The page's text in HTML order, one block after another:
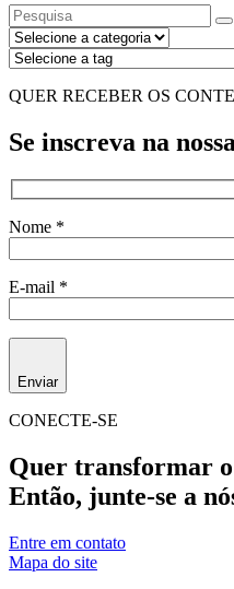
QUER RECEBER OS
Se inscreva na
Nome *
E-mail *
Enviar
CONECTE-SE
Quer transformar o
Então, junte-se a
Entre em contato
Mapa do site